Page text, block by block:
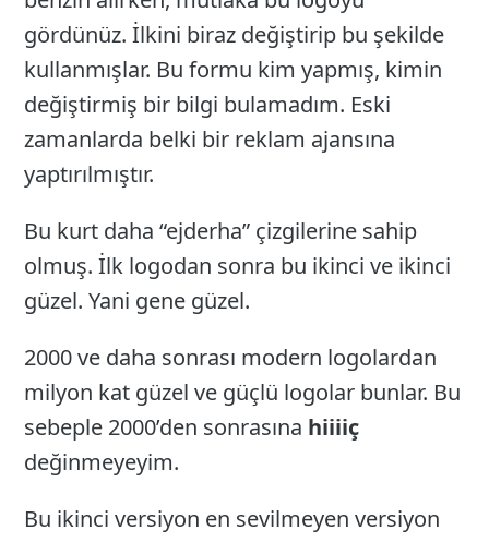
gördünüz. İlkini biraz değiştirip bu şekilde
kullanmışlar. Bu formu kim yapmış, kimin
değiştirmiş bir bilgi bulamadım. Eski
zamanlarda belki bir reklam ajansına
yaptırılmıştır.
Bu kurt daha “ejderha” çizgilerine sahip
olmuş. İlk logodan sonra bu ikinci ve ikinci
güzel. Yani gene güzel.
2000 ve daha sonrası modern logolardan
milyon kat güzel ve güçlü logolar bunlar. Bu
sebeple 2000’den sonrasına hiiiiç
değinmeyeyim.
Bu ikinci versiyon en sevilmeyen versiyon